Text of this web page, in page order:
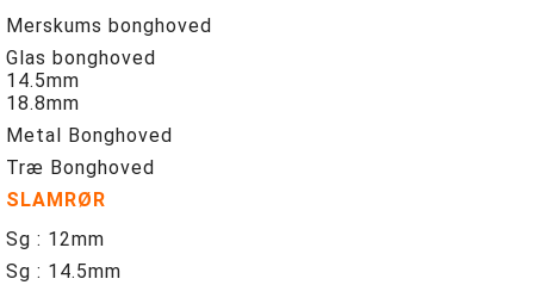
Merskums bonghoved
Glas bonghoved
14.5mm
18.8mm
Metal Bonghoved
Træ Bonghoved
SLAMRØR
Sg : 12mm
Sg : 14.5mm